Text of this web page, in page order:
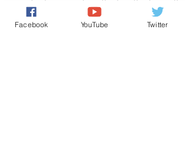
اليوم على الضمائر الحية ان تستيقظ و ان
تراجع نفسها و تحاصر اللوبيات الفاسدة
بالقانون و بتوصيات جلالة الملك ، و هذه هي
Facebook YouTube Twitter